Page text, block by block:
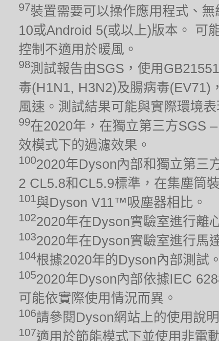
97裝置需要可以操作應用程式、
10或Android 5(或以上)版本。 可
控制不適用於暖風。
98測試報告由SGS，使用
毒(H1N1, H3N2)及腸病毒(EV71)
風速。測試結果可能與實際環境
99在2020年，在獨立第三方SGS
效模式下的過濾效果。
1002020年Dyson內部和獨立第三
2 CL5.8和CL5.9標準，在集塵筒
101與Dyson V11™吸塵器相比。
1022020年在Dyson實驗室進行離
1032020年在Dyson實驗室進行馬
104根據2020年的Dyson內部測試
1052020年Dyson內部依據IEC
可能依實際使用情況而異。
106請參閱Dyson網站上的使用說
107適用於節能模式下並使用非電